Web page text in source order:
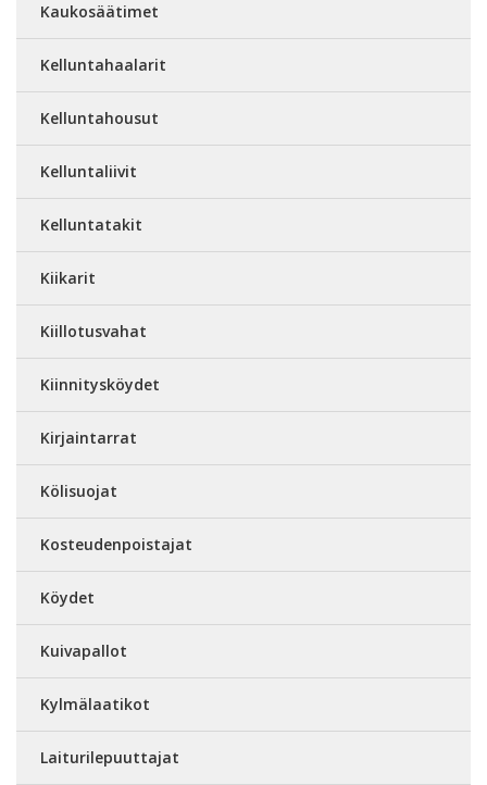
Kaukosäätimet
Kelluntahaalarit
Kelluntahousut
Kelluntaliivit
Kelluntatakit
Kiikarit
Kiillotusvahat
Kiinnitysköydet
Kirjaintarrat
Kölisuojat
Kosteudenpoistajat
Köydet
Kuivapallot
Kylmälaatikot
Laiturilepuuttajat